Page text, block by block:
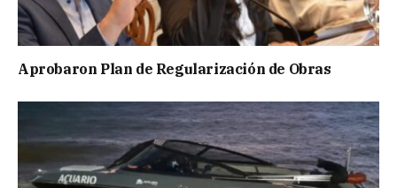
Aprobaron Plan de Regularización de Obras